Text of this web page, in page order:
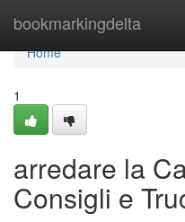
bookmarkingdelta
Home
Home
1
arredare la
Consigli e